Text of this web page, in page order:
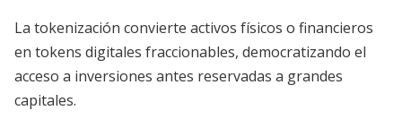
La tokenización convierte activos físicos o financieros
en tokens digitales fraccionables, democratizando el
acceso a inversiones antes reservadas a grandes
capitales.